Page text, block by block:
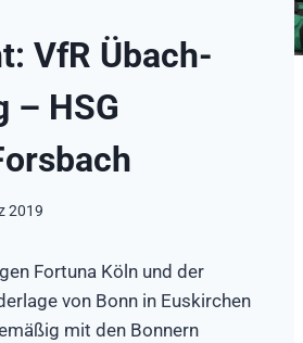
VfR Übach-
– HSG
2019
Fortuna Köln und der
von Bonn in Euskirchen
mit den Bonnern